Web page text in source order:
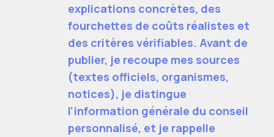
explications concrètes, des
fourchettes de coûts réalistes et
des critères vérifiables. Avant de
publier, je recoupe mes sources
(textes officiels, organismes,
notices), je distingue
l'information générale du conseil
personnalisé, et je rappelle